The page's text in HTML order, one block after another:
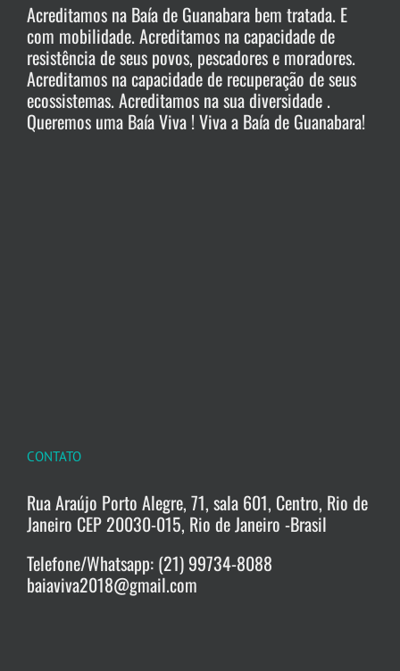
Acreditamos na Baía de Guanabara bem tratada. E
com mobilidade. Acreditamos na capacidade de
resistência de seus povos, pescadores e moradores.
Acreditamos na capacidade de recuperação de seus
ecossistemas. Acreditamos na sua diversidade .
Queremos uma Baía Viva ! Viva a Baía de Guanabara!
CONTATO
Rua Araújo Porto Alegre, 71, sala 601, Centro, Rio de
Janeiro CEP 20030-015, Rio de Janeiro -Brasil
Telefone/Whatsapp: (21) 99734-8088
baiaviva2018@gmail.com